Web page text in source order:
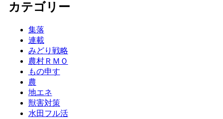
カテゴリー
集落
連載
みどり戦略
農村ＲＭＯ
もの申す
農
地エネ
獣害対策
水田フル活